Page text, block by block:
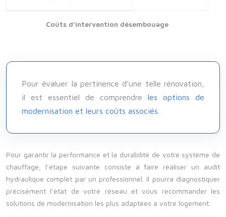
Coûts d’intervention désembouage
Pour évaluer la pertinence d’une telle rénovation,
il est essentiel de comprendre les options de
modernisation et leurs coûts associés
Pour garantir la performance et la durabilité de votre système de
chauffage, l’étape suivante consiste à faire réaliser un audit
hydraulique complet par un professionnel. Il pourra diagnostiquer
précisément l’état de votre réseau et vous recommander les
solutions de modernisation les plus adaptées à votre logement.